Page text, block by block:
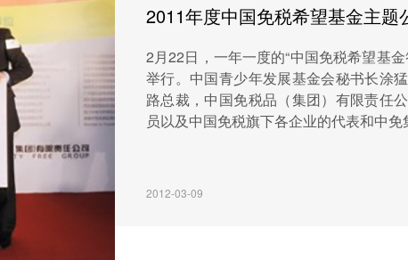
2011年度中国免税希望基金主题
2月22日，一年一度的“中国免税希望基
举行。中国青少年发展基金会秘书长涂
路总裁，中国免税品（集团）有限责任
员以及中国免税旗下各企业的代表和中免
2012-03-09